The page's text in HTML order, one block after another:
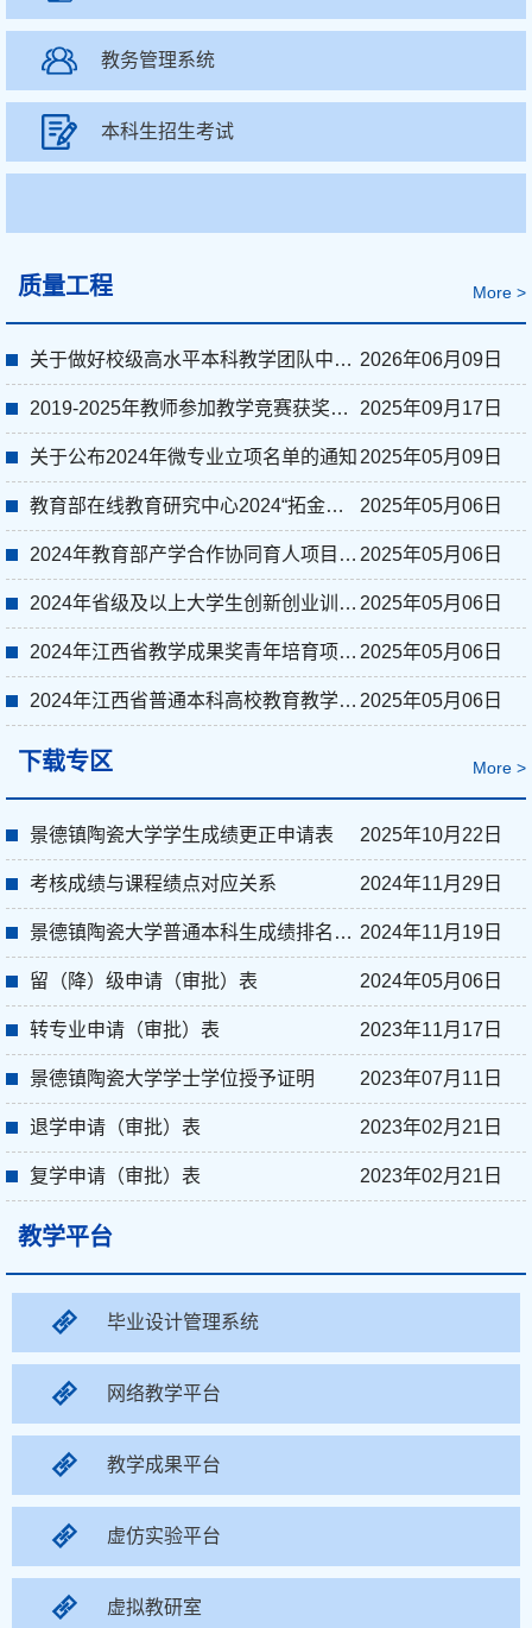
教务管理系统
本科生招生考试
质量工程 More >
关于做好校级高水平本科教学团队中期检查工作的通知 2026年06月09日
2019-2025年教师参加教学竞赛获奖情况 2025年09月17日
关于公布2024年微专业立项名单的通知 2025年05月09日
教育部在线教育研究中心2024“拓金计划”入选课程 2025年05月06日
2024年教育部产学合作协同育人项目立项 2025年05月06日
2024年省级及以上大学生创新创业训练计划项目 2025年05月06日
2024年江西省教学成果奖青年培育项目立项名单 2025年05月06日
2024年江西省普通本科高校教育教学研究改革课题立项名单 2025年05月06日
下载专区 More >
景德镇陶瓷大学学生成绩更正申请表 2025年10月22日
考核成绩与课程绩点对应关系 2024年11月29日
景德镇陶瓷大学普通本科生成绩排名认定表 2024年11月19日
留（降）级申请（审批）表 2024年05月06日
转专业申请（审批）表 2023年11月17日
景德镇陶瓷大学学士学位授予证明 2023年07月11日
退学申请（审批）表 2023年02月21日
复学申请（审批）表 2023年02月21日
教学平台
毕业设计管理系统
网络教学平台
教学成果平台
虚仿实验平台
虚拟教研室